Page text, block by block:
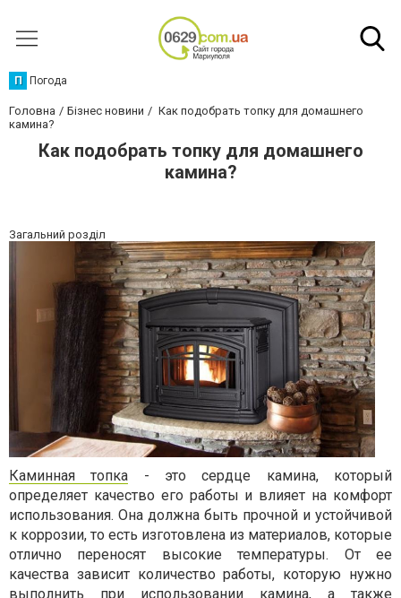
П Погода
Головна Бізнес новини
Как подобрать топку для домашнего
камина?
Как подобрать топку для домашнего
камина?
Загальний розділ
Каминная топка - это сердце камина, который
определяет качество его работы и влияет на комфорт
использования. Она должна быть прочной и устойчивой
к коррозии, то есть изготовлена из материалов, которые
отлично переносят высокие температуры. От ее
качества зависит количество работы, которую нужно
выполнить при использовании камина, а также